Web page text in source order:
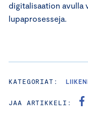
digitalisaation avulla
lupaprosesseja.
KATEGORIAT:
JAA ARTIKKELI: